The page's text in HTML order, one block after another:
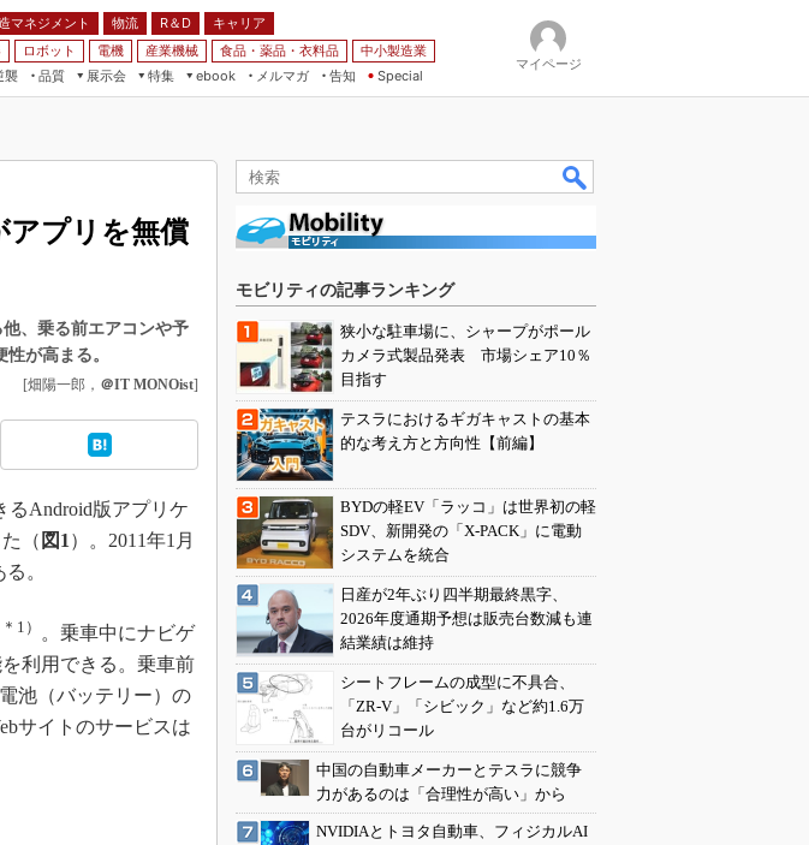
マネジメント 物流 R＆D
キャリア
ロボット 電機 産業機械 食品・薬品・衣料品
中小製造業
襲 品質
展示会
特集
ス
グ
CAE
タ
ebook
メルマガ
告知 Special
マイページ
アプリを無償
、乗る前エアコンや予
が高まる。
[畑陽一郎， ＠IT MONOist]
Android版アプリケ
（ 図1 ）。2011年1月
。
＊1）
。乗車中にナビゲ
利用できる。乗車前
池（バッテリー）の
サイトのサービスは
モビリティの記事ランキング
狭小な駐車場に、シャープがポール
カメラ式製品発表 市場シェア10％
目指す
テスラにおけるギガキャストの基本
的な考え方と方向性【前編】
BYDの軽EV「ラッコ」は世界初の軽
SDV、新開発の「X-PACK」に電動
システムを統合
日産が2年ぶり四半期最終黒字、
2026年度通期予想は販売台数減も連
結業績は維持
シートフレームの成型に不具合、
「ZR-V」「シビック」など約1.6万
台がリコール
中国の自動車メーカーとテスラに競争
力があるのは「合理性が高い」から
NVIDIAとトヨタ自動車、フィジカルAI